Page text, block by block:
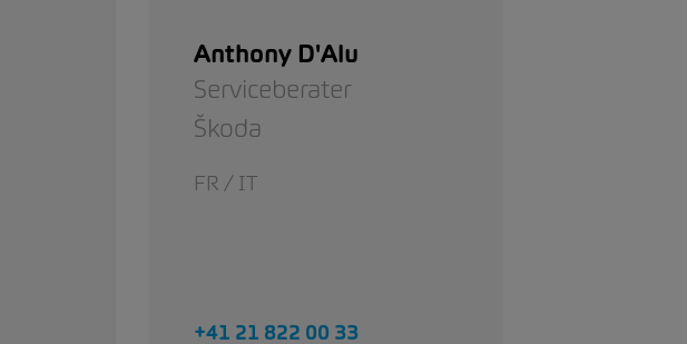
Anthony D'Alu
Serviceberater
Škoda
FR / IT
+41 21 822 00 33